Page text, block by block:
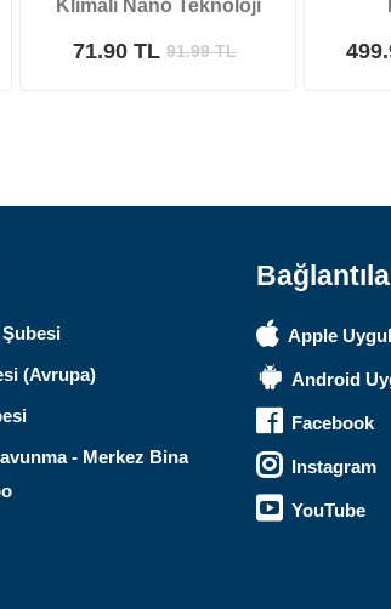
Klimalı Nano Teknoloji
71.90 TL91.99TL
(Avrupa)
- Merkez Bina
Apple
Android
Facebook
Instagram
YouTube